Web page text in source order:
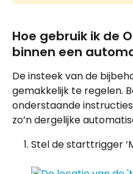
Hoe gebruik ik de
binnen een
De insteek van de
gemakkelijk te regelen.
onderstaande
zo’n dergelijke
Stel de starttrigger